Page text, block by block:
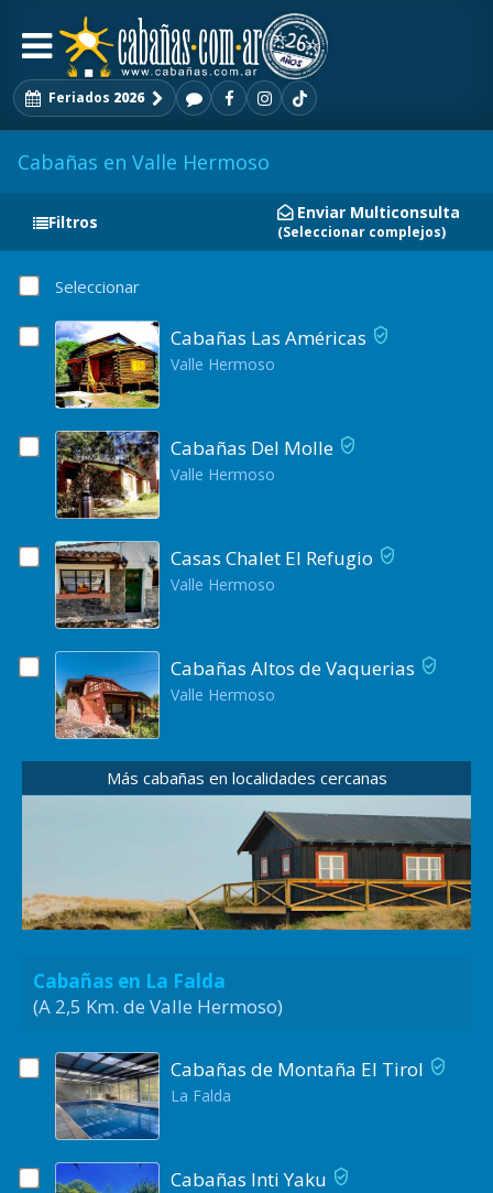
Feriados 2026
Cabañas en Valle Hermoso
Filtros Enviar Multiconsulta
(Seleccionar complejos)
Seleccionar
Cabañas Las Américas
Valle Hermoso
Cabañas Del Molle
Valle Hermoso
Casas Chalet El Refugio
Valle Hermoso
Cabañas Altos de Vaquerias
Valle Hermoso
Más cabañas en localidades cercanas
Cabañas en La Falda
(A 2,5 Km. de Valle Hermoso)
Cabañas de Montaña El Tirol
La Falda
Cabañas Inti Yaku